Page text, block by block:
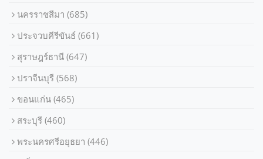
นครราชสีมา
(685)
ประจวบคีรีขันธ์
(661)
สุราษฎร์ธานี
(647)
ปราจีนบุรี
(568)
ขอนแก่น
(465)
สระบุรี
(460)
พระนครศรีอยุธยา
(446)